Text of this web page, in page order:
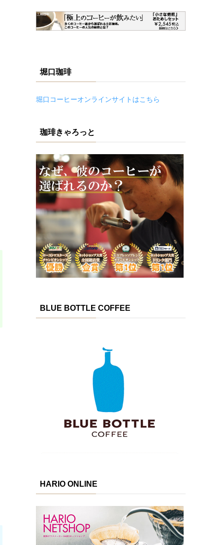
堀口珈琲
堀口コーヒーオンラインサイトはこちら
珈琲きゃろっと
BLUE BOTTLE COFFEE
HARIO ONLINE